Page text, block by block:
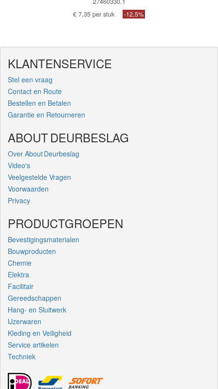
€ 7,35 per stuk
-12,5%
KLANTENSERVICE
Stel een vraag
Contact en Route
Bestellen en Betalen
Garantie en Retourneren
ABOUT DEURBESLAG
Over About Deurbeslag
Video's
Veelgestelde Vragen
Voorwaarden
Privacy
PRODUCTGROEPEN
Bevestigingsmaterialen
Bouwproducten
Chemie
Elektra
Facilitair
Gereedschappen
Hang- en Sluitwerk
IJzerwaren
Kleding en Veiligheid
Service artikelen
Techniek